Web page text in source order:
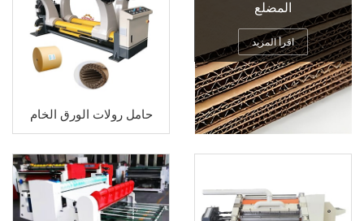
المضلع
اقرأ المزيد
حامل رولات الورق الخام